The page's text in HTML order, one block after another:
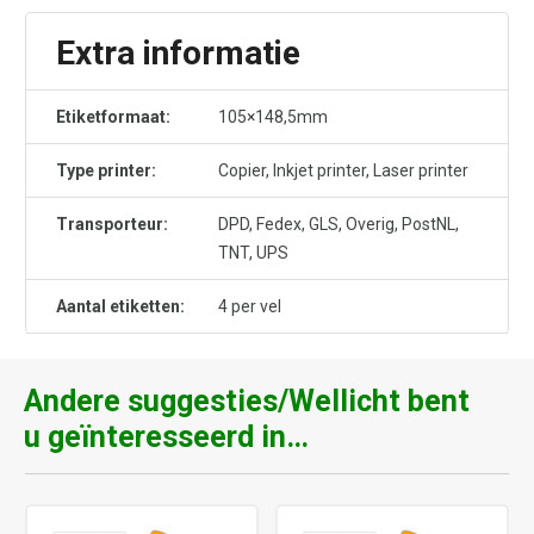
Extra informatie
Etiketformaat: 105×148,5mm
Type printer: Copier, Inkjet printer, Laser printer
Transporteur:
DPD, Fedex, GLS, Overig, PostNL,
TNT, UPS
Aantal etiketten: 4 per vel
Andere suggesties/Wellicht bent
u geïnteresseerd in…